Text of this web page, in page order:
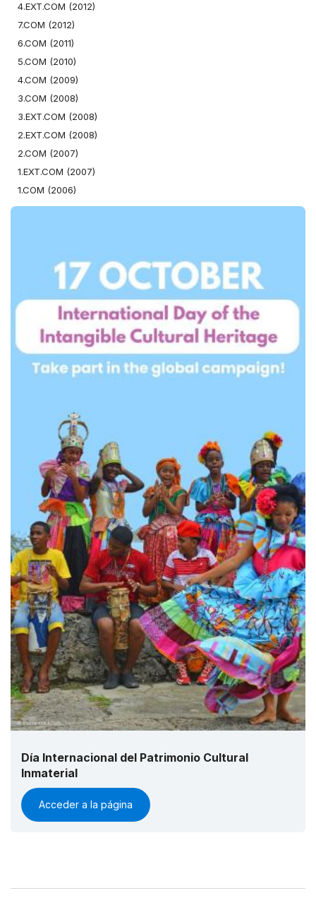
4.EXT.COM (2012)
7.COM (2012)
6.COM (2011)
5.COM (2010)
4.COM (2009)
3.COM (2008)
3.EXT.COM (2008)
2.EXT.COM (2008)
2.COM (2007)
1.EXT.COM (2007)
1.COM (2006)
Día Internacional del Patrimonio Cultural
Inmaterial
Acceder a la página